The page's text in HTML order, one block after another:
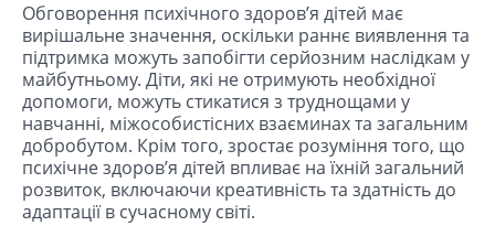
Обговорення психічного здоров’я дітей має
вирішальне значення, оскільки раннє виявлення та
підтримка можуть запобігти серйозним наслідкам у
майбутньому. Діти, які не отримують необхідної
допомоги, можуть стикатися з труднощами у
навчанні, міжособистісних взаєминах та загальним
добробутом. Крім того, зростає розуміння того, що
психічне здоров’я дітей впливає на їхній загальний
розвиток, включаючи креативність та здатність до
адаптації в сучасному світі.